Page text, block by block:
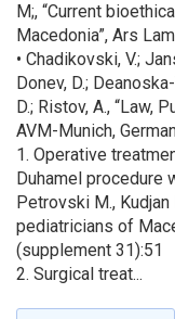
M;, “Current
Macedonia”, Ars
• Chadikovski, V.;
Donev, D.;
D.; Ristov, A., “Law,
AVM-Munich,
1. Operative
Duhamel procedure
Petrovski M.,
pediatricians of
(supplement 31):51
2. Surgical treat...